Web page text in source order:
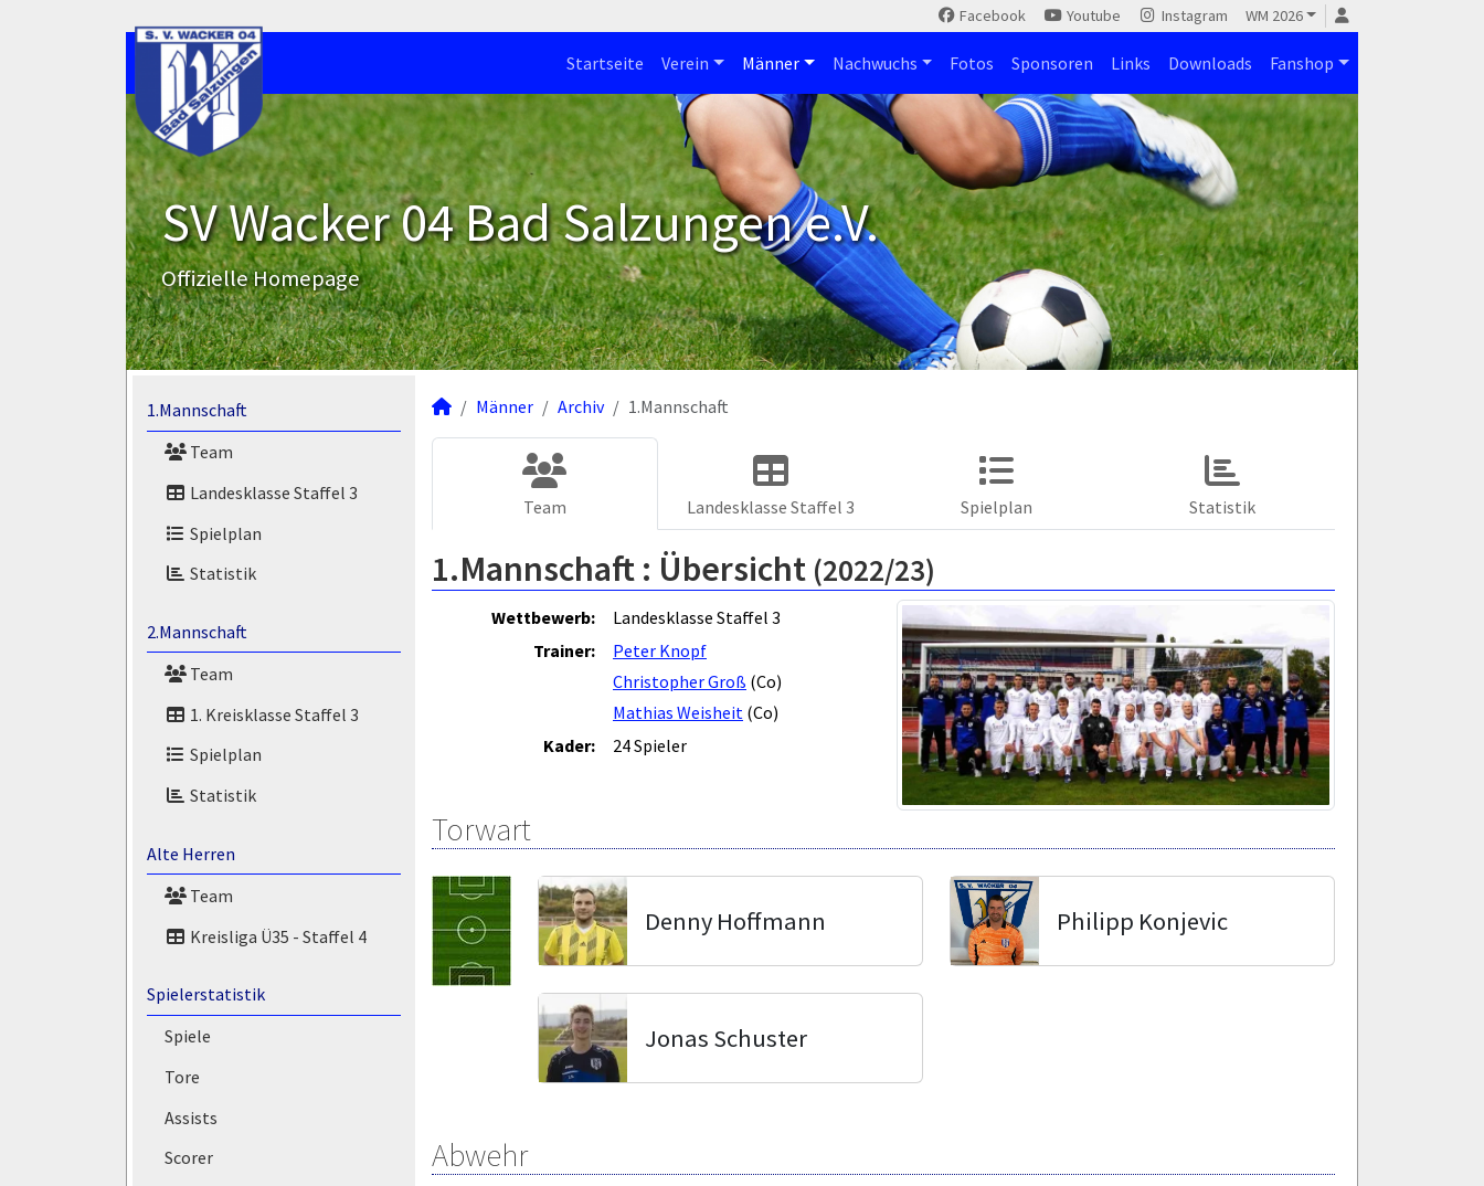
Facebook Youtube Instagram WM 2026
Startseite Verein Männer Nachwuchs Fotos Sponsoren Links Downloads Fanshop
SV Wacker 04 Bad Salzungen e.V.
Offizielle Homepage
1.Mannschaft
Team
Landesklasse Staffel 3
Spielplan
Statistik
2.Mannschaft
Team
1. Kreisklasse Staffel 3
Spielplan
Statistik
Alte Herren
Team
Kreisliga Ü35 - Staffel 4
Spielerstatistik
Spiele
Tore
Assists
Scorer
Männer Archiv 1.Mannschaft
Team Landesklasse Staffel 3 Spielplan Statistik
1.Mannschaft : Übersicht (2022/23)
Wettbewerb:
Landesklasse Staffel 3
Trainer:
Peter Knopf
Christopher Groß (Co)
Mathias Weisheit (Co)
Kader:
24 Spieler
Torwart
Denny Hoffmann Philipp Konjevic
Jonas Schuster
Abwehr